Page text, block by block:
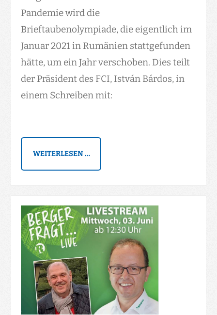
Pandemie wird die
Brieftaubenolympiade, die eigentlich im
Januar 2021 in Rumänien stattgefunden
hätte, um ein Jahr verschoben. Dies teilt
der Präsident des FCI, István Bárdos, in
einem Schreiben mit:
WEITERLESEN …